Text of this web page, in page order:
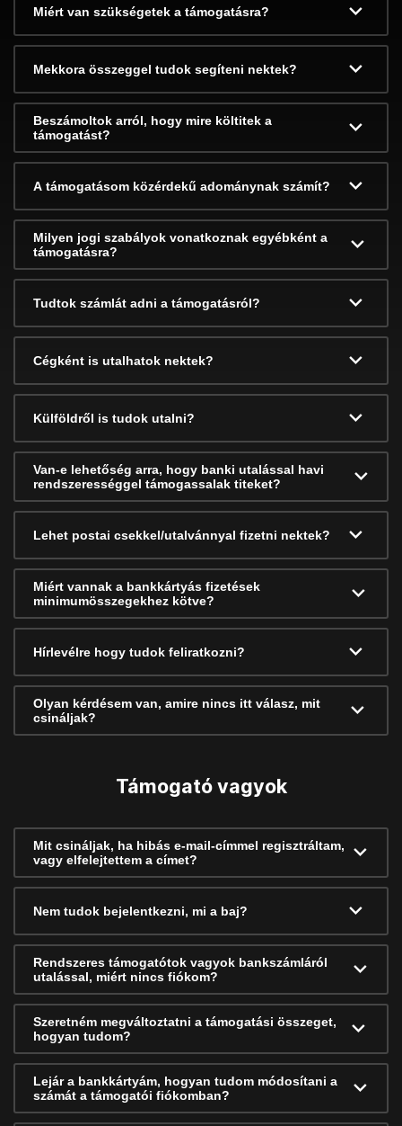
Miért van szükségetek a támogatásra?
Mekkora összeggel tudok segíteni nektek?
Beszámoltok arról, hogy mire költitek a
támogatást?
A támogatásom közérdekű adománynak számít?
Milyen jogi szabályok vonatkoznak egyébként a
támogatásra?
Tudtok számlát adni a támogatásról?
Cégként is utalhatok nektek?
Külföldről is tudok utalni?
Van-e lehetőség arra, hogy banki utalással havi
rendszerességgel támogassalak titeket?
Lehet postai csekkel/utalvánnyal fizetni nektek?
Miért vannak a bankkártyás fizetések
minimumösszegekhez kötve?
Hírlevélre hogy tudok feliratkozni?
Olyan kérdésem van, amire nincs itt válasz, mit
csináljak?
Támogató vagyok
Mit csináljak, ha hibás e-mail-címmel regisztráltam,
vagy elfelejtettem a címet?
Nem tudok bejelentkezni, mi a baj?
Rendszeres támogatótok vagyok bankszámláról
utalással, miért nincs fiókom?
Szeretném megváltoztatni a támogatási összeget,
hogyan tudom?
Lejár a bankkártyám, hogyan tudom módosítani a
számát a támogatói fiókomban?